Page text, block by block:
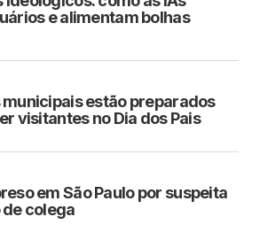
e alimentam bolhas
estão preparados
visitantes no Dia dos Pais
em São Paulo por suspeita
colega